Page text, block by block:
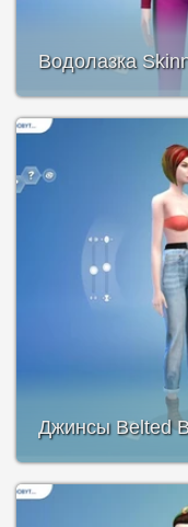
Водолазка
Джинсы Belted